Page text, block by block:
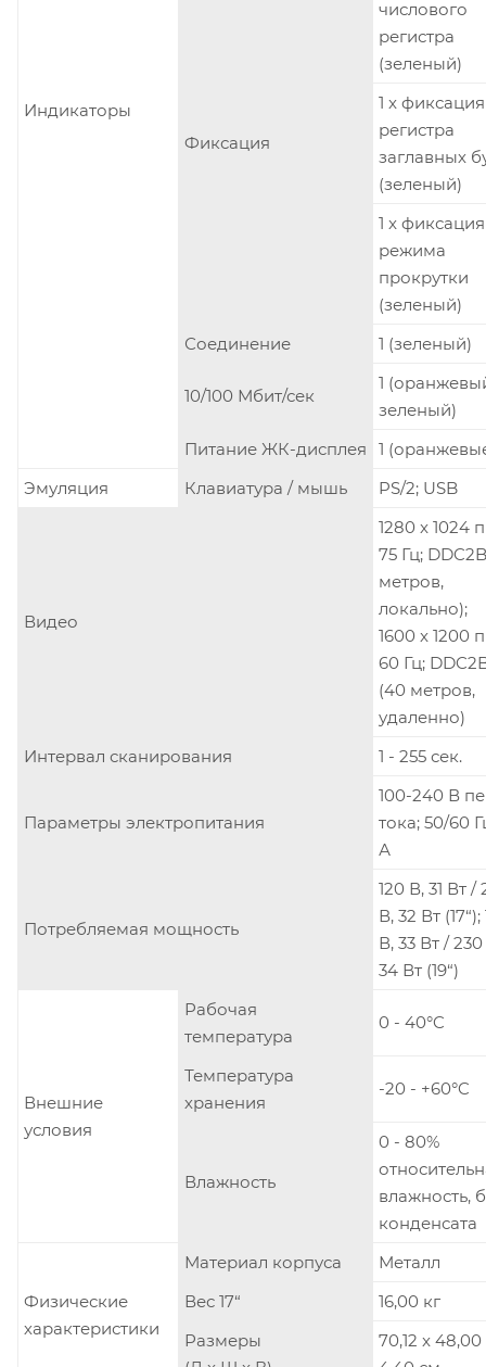
Индикаторы
Фиксация
числового
регистра
(зеленый)
1 x фиксация
регистра
заглавных
(зеленый)
1 x фиксация
режима
прокрутки
(зеленый)
Соединение
1 (зеленый)
10/100 Мбит/сек
1
зеленый)
Питание ЖК-дисплея
1
Эмуляция
Клавиатура / мышь PS/2; USB
Видео
1280 x 1024
75 Гц;
метров,
локально);
1600 x 1200
60 Гц;
(40 метров,
удаленно)
Интервал сканирования
1 - 255 сек.
Параметры электропитания
100-240 В
тока; 50/60
А
Потребляемая мощность
120 В, 31 Вт /
В, 32 Вт (17“);
В, 33 Вт /
34 Вт (19“)
Внешние
условия
Рабочая
температура
0 - 40°C
Температура
хранения
-20 - +60°C
Влажность
0 - 80%
влажность,
конденсата
Физические
характеристики
Материал корпуса
Металл
Вес 17“
16,00 кг
Размеры
70,12 x 48,00